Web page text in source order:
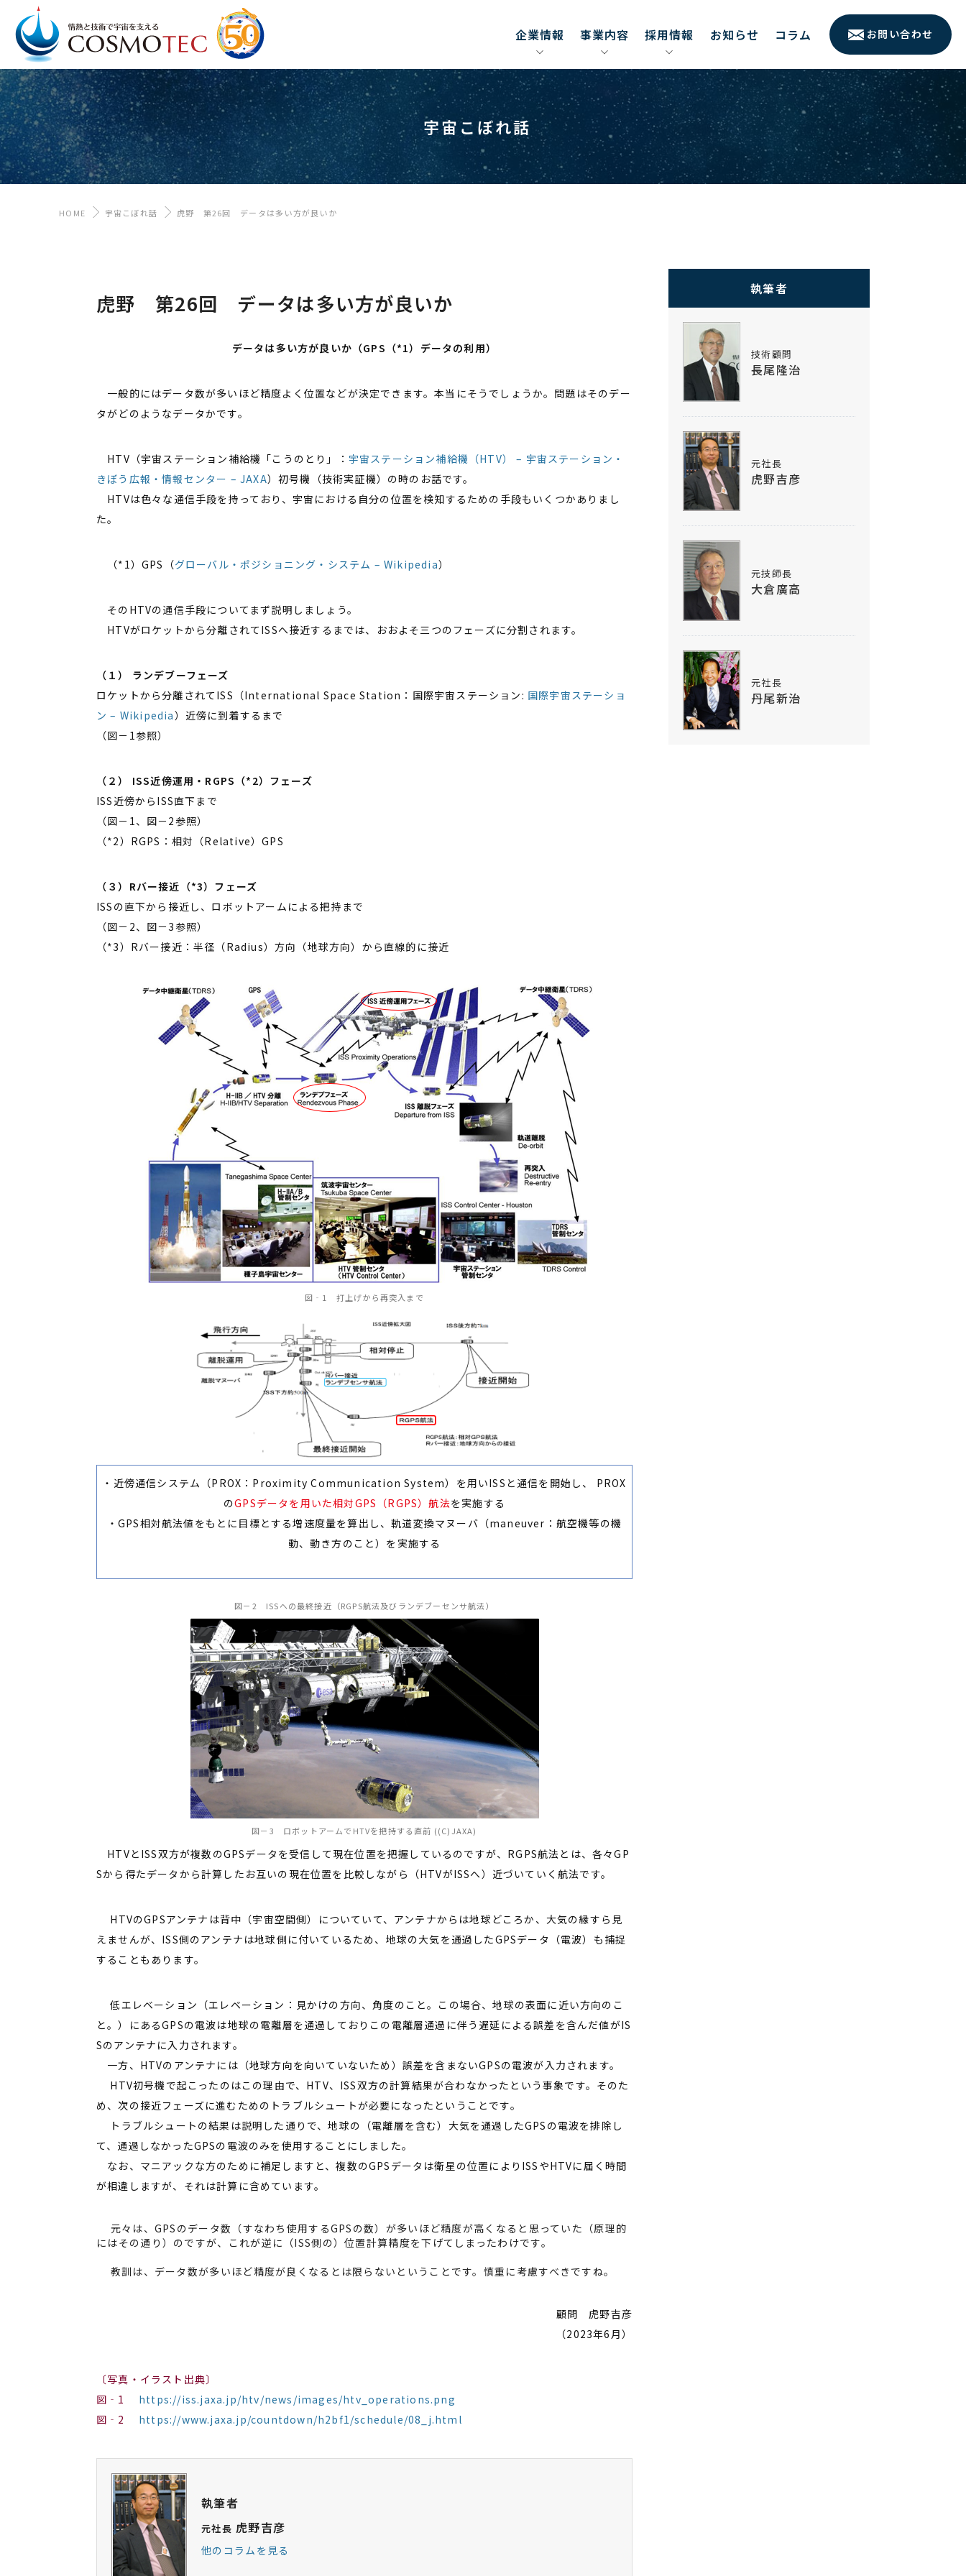
企業情報 事業内容 採用情報 お知らせ コラム お問い合わせ
宇宙こぼれ話
HOME 宇宙こぼれ話 虎野 第26回 データは多い方が良いか
虎野 第26回 データは多い方が良いか
データは多い方が良いか（GPS（*1）データの利用）
一般的にはデータ数が多いほど精度よく位置などが決定できます。本当にそうでしょうか。問題はそのデー
タがどのようなデータかです。
HTV（宇宙ステーション補給機「こうのとり」： 宇宙ステーション補給機（HTV） – 宇宙ステーション・
きぼう広報・情報センター – JAXA）初号機（技術実証機）の時のお話です。
HTVは色々な通信手段を持っており、宇宙における自分の位置を検知するための手段もいくつかありまし
た。
（*1）GPS（グローバル・ポジショニング・システム – Wikipedia）
そのHTVの通信手段についてまず説明しましょう。
HTVがロケットから分離されてISSへ接近するまでは、おおよそ三つのフェーズに分割されます。
（１） ランデブーフェーズ
ロケットから分離されてISS（International Space Station：国際宇宙ステーション: 国際宇宙ステーショ
ン – Wikipedia）近傍に到着するまで
（図－1参照）
（２） ISS近傍運用・RGPS（*2）フェーズ
ISS近傍からISS直下まで
（図－1、図－2参照）
（*2）RGPS：相対（Relative）GPS
（３）Rバー接近（*3）フェーズ
ISSの直下から接近し、ロボットアームによる把持まで
（図－2、図－3参照）
（*3）Rバー接近：半径（Radius）方向（地球方向）から直線的に接近
図‐1 打上げから再突入まで
・近傍通信システム（PROX：Proximity Communication System）を用いISSと通信を開始し、 PROX
のGPSデータを用いた相対GPS（RGPS）航法を実施する
・GPS相対航法値をもとに目標とする増速度量を算出し、軌道変換マヌーバ（maneuver：航空機等の機
動、動き方のこと）を実施する
図－2 ISSへの最終接近（RGPS航法及びランデブーセンサ航法）
図－3 ロボットアームでHTVを把持する直前 ((C)JAXA)
HTVとISS双方が複数のGPSデータを受信して現在位置を把握しているのですが、RGPS航法とは、各々GP
Sから得たデータから計算したお互いの現在位置を比較しながら（HTVがISSへ）近づいていく航法です。
HTVのGPSアンテナは背中（宇宙空間側）についていて、アンテナからは地球どころか、大気の縁すら見
えませんが、ISS側のアンテナは地球側に付いているため、地球の大気を通過したGPSデータ（電波）も捕捉
することもあります。
低エレベーション（エレベーション：見かけの方向、角度のこと。この場合、地球の表面に近い方向のこ
と。）にあるGPSの電波は地球の電離層を通過しておりこの電離層通過に伴う遅延による誤差を含んだ値がIS
Sのアンテナに入力されます。
一方、HTVのアンテナには（地球方向を向いていないため）誤差を含まないGPSの電波が入力されます。
HTV初号機で起こったのはこの理由で、HTV、ISS双方の計算結果が合わなかったという事象です。そのた
め、次の接近フェーズに進むためのトラブルシュートが必要になったということです。
トラブルシュートの結果は説明した通りで、地球の（電離層を含む）大気を通過したGPSの電波を排除し
て、通過しなかったGPSの電波のみを使用することにしました。
なお、マニアックな方のために補足しますと、複数のGPSデータは衛星の位置によりISSやHTVに届く時間
が相違しますが、それは計算に含めています。
元々は、GPSのデータ数（すなわち使用するGPSの数）が多いほど精度が高くなると思っていた（原理的
にはその通り）のですが、これが逆に（ISS側の）位置計算精度を下げてしまったわけです。
教訓は、データ数が多いほど精度が良くなるとは限らないということです。慎重に考慮すべきですね。
顧問 虎野吉彦
（2023年6月）
〔写真・イラスト出典〕
図‐1
https://iss.jaxa.jp/htv/news/images/htv_operations.png
図‐2
https://www.jaxa.jp/countdown/h2bf1/schedule/08_j.html
執筆者
元社長 虎野吉彦
他のコラムを見る
執筆者
技術顧問
長尾隆治
元社長
虎野吉彦
元技師長
大倉廣高
元社長
丹尾新治